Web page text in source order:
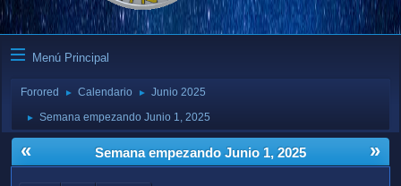
Menú Principal
Forored ► Calendario ► Junio 2025
► Semana empezando Junio 1, 2025
« »
Semana empezando Junio 1, 2025